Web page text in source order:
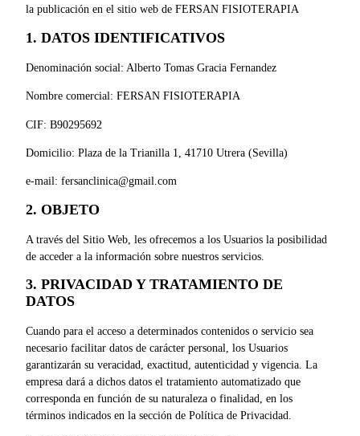
la publicación en el sitio web de FERSAN FISIOTERAPIA
1. DATOS IDENTIFICATIVOS
Denominación social: Alberto Tomas Gracia Fernandez
Nombre comercial: FERSAN FISIOTERAPIA
CIF: B90295692
Domicilio: Plaza de la Trianilla 1, 41710 Utrera (Sevilla)
e-mail: fersanclinica@gmail.com
2. OBJETO
A través del Sitio Web, les ofrecemos a los Usuarios la posibilidad
de acceder a la información sobre nuestros servicios.
3. PRIVACIDAD Y TRATAMIENTO DE
DATOS
Cuando para el acceso a determinados contenidos o servicio sea
necesario facilitar datos de carácter personal, los Usuarios
garantizarán su veracidad, exactitud, autenticidad y vigencia. La
empresa dará a dichos datos el tratamiento automatizado que
corresponda en función de su naturaleza o finalidad, en los
términos indicados en la sección de Política de Privacidad.